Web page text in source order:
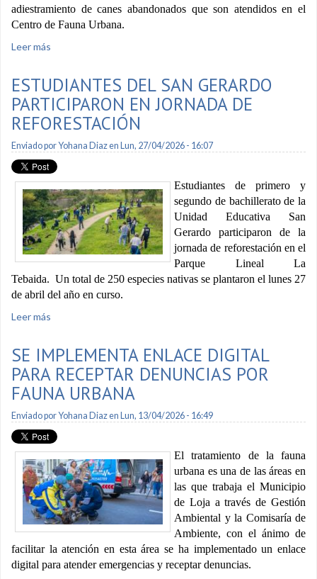
adiestramiento de canes abandonados que son atendidos en el
Centro de Fauna Urbana.
Leer más
ESTUDIANTES DEL SAN GERARDO
PARTICIPARON EN JORNADA DE
REFORESTACIÓN
Enviado porYohana Diazen Lun, 27/04/2026 - 16:07
Estudiantes de primero y
segundo de bachillerato de la
Unidad Educativa San
Gerardo participaron de la
jornada de reforestación en el
Parque Lineal La
Tebaida. Un total de 250 especies nativas se plantaron el lunes 27
de abril del año en curso.
Leer más
SE IMPLEMENTA ENLACE DIGITAL
PARA RECEPTAR DENUNCIAS POR
FAUNA URBANA
Enviado porYohana Diazen Lun, 13/04/2026 - 16:49
El tratamiento de la fauna
urbana es una de las áreas en
las que trabaja el Municipio
de Loja a través de Gestión
Ambiental y la Comisaría de
Ambiente, con el ánimo de
facilitar la atención en esta área se ha implementado un enlace
digital para atender emergencias y receptar denuncias.